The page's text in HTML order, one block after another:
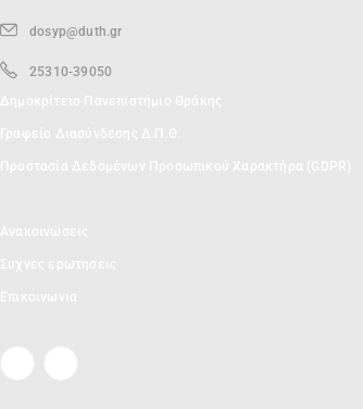
dosyp@duth.gr
25310-39050